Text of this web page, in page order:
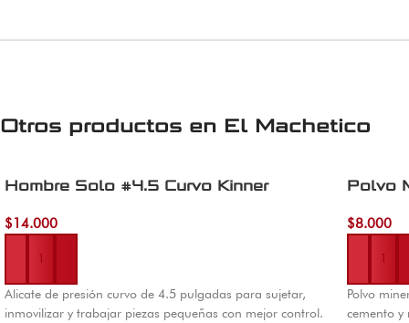
Otros productos en El Machetico
Hombre Solo #4.5 Curvo Kinner
$14.000
Añadir al carrito
Alicate de presión curvo de 4.5 pulgadas para sujetar,
inmovilizar y trabajar piezas pequeñas con mejor control.
Polvo
$8.000
Añadir al
Polvo
cemento y